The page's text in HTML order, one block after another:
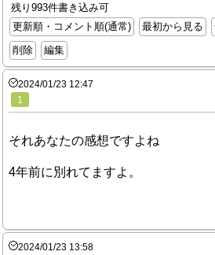
残り993件書き込み可
更新順・コメント順(通常)
最初から見る
削除
編集
2024/01/23 12:47
1
それあなたの感想ですよね
4年前に別れてますよ。
2024/01/23 13:58